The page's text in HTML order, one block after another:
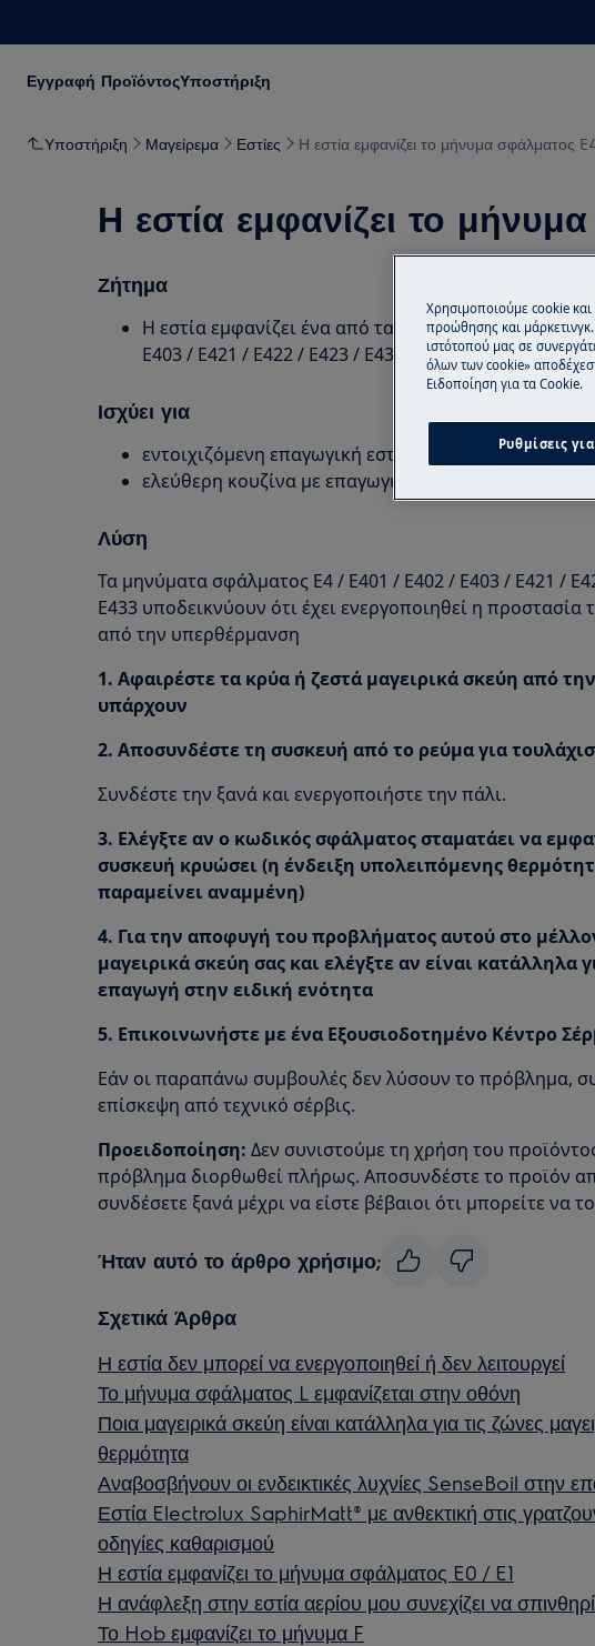
Εγγραφή ΠροϊόντοςΥποστήριξη
Υποστήριξη Μαγείρεμα Εστίες Η εστία εμφανίζει το μήνυμα σφάλματος
Η εστία εμφανίζει το
Ζήτημα
Η εστία εμφανίζει ένα από τα εξής μηνύματα
E403 / E421 / E422 / E423 / E431 / E432 / E433.
Ισχύει για
εντοιχιζόμενη επαγωγική εστία
ελεύθερη κουζίνα με επαγωγική εστία
Λύση
Τα μηνύματα σφάλματος E4 / E401 / E402 / E403 / E421 /
E433 υποδεικνύουν ότι έχει ενεργοποιηθεί η προστασία
από την υπερθέρμανση
1. Αφαιρέστε τα κρύα ή ζεστά μαγειρικά σκεύη από
υπάρχουν
2. Αποσυνδέστε τη συσκευή από το ρεύμα για
Συνδέστε την ξανά και ενεργοποιήστε την πάλι.
3. Ελέγξτε αν ο κωδικός σφάλματος σταματάει να
συσκευή κρυώσει (η ένδειξη υπολειπόμενης
παραμείνει αναμμένη)
4. Για την αποφυγή του προβλήματος αυτού στο
μαγειρικά σκεύη σας και ελέγξτε αν είναι κατάλληλα
επαγωγή στην ειδική ενότητα
5. Επικοινωνήστε με ένα Εξουσιοδοτημένο Κέντρο
Εάν οι παραπάνω συμβουλές δεν λύσουν το πρόβλημα,
επίσκεψη από τεχνικό σέρβις.
Προειδοποίηση: Δεν συνιστούμε τη χρήση του
πρόβλημα διορθωθεί πλήρως. Αποσυνδέστε το προϊόν
συνδέσετε ξανά μέχρι να είστε βέβαιοι ότι μπορείτε να
Ήταν αυτό το άρθρο χρήσιμο;
Σχετικά Άρθρα
Η εστία δεν μπορεί να ενεργοποιηθεί ή δεν λειτουργεί
Το μήνυμα σφάλματος L εμφανίζεται στην οθόνη
Ποια μαγειρικά σκεύη είναι κατάλληλα για τις ζώνες
θερμότητα
Αναβοσβήνουν οι ενδεικτικές λυχνίες SenseBoil στην
Εστία Electrolux SaphirMatt® με ανθεκτική στις
οδηγίες καθαρισμού
Η εστία εμφανίζει το μήνυμα σφάλματος E0 / E1
Η ανάφλεξη στην εστία αερίου μου συνεχίζει να
Το Hob εμφανίζει το μήνυμα F
Χρησιμοποιούμε cookie και
προώθησης και
ιστότοπού μας σε
όλων των cookie»
Ειδοποίηση για τα Cookie.
Ρυθμίσεις